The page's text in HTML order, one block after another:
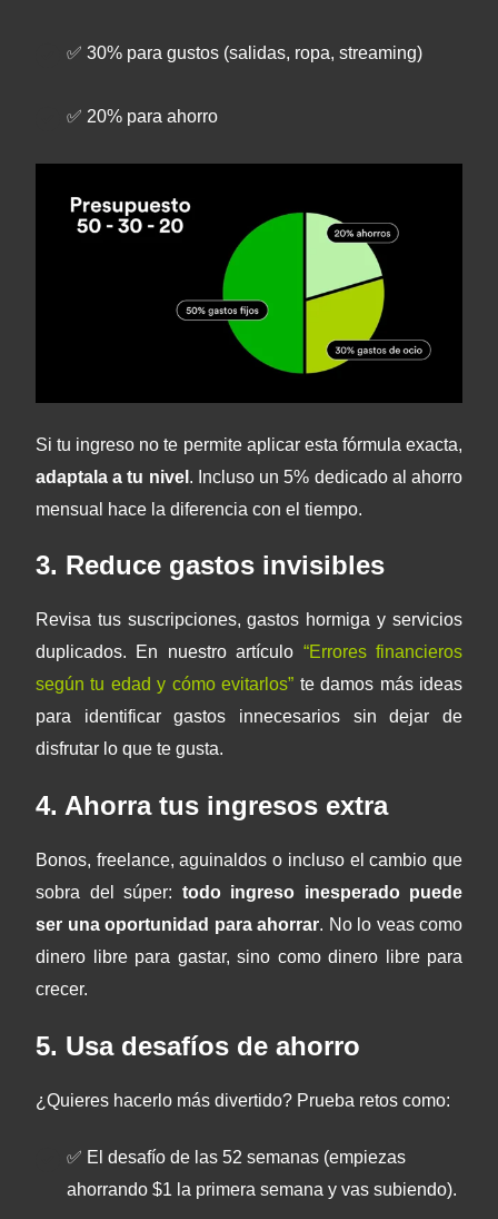
✅ 30% para gustos (salidas, ropa, streaming)
✅ 20% para ahorro
Si tu ingreso no te permite aplicar esta fórmula exacta,
adaptala a tu nivel . Incluso un 5% dedicado al ahorro
mensual hace la diferencia con el tiempo.
3. Reduce gastos invisibles
Revisa tus suscripciones, gastos hormiga y servicios
duplicados. En nuestro artículo “Errores financieros
según tu edad y cómo evitarlos” te damos más ideas
para identificar gastos innecesarios sin dejar de
disfrutar lo que te gusta.
4. Ahorra tus ingresos extra
Bonos, freelance, aguinaldos o incluso el cambio que
sobra del súper: todo ingreso inesperado puede
ser una oportunidad para ahorrar. No lo veas como
dinero libre para gastar, sino como dinero libre para
crecer.
5. Usa desafíos de ahorro
¿Quieres hacerlo más divertido? Prueba retos como:
✅ El desafío de las 52 semanas (empiezas
ahorrando $1 la primera semana y vas subiendo).